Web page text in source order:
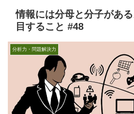
情報には分母と分子があ
目すること #48
分析力・問題解決力